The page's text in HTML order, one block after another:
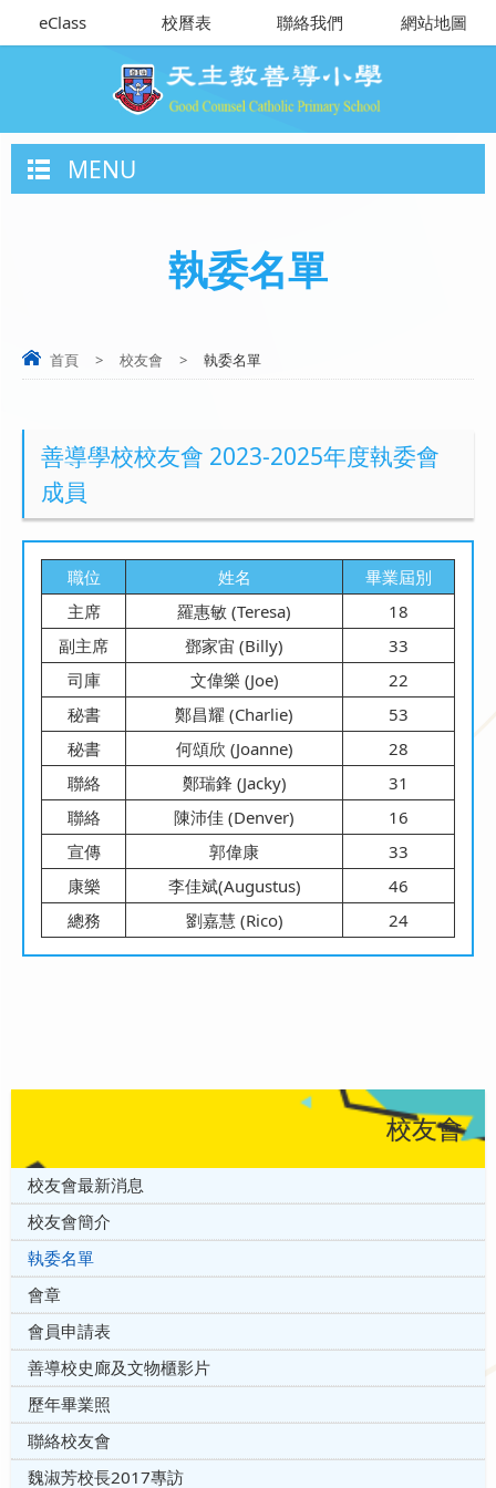
eClass 校曆表 聯絡我們 網站地圖
MENU
執委名單
首頁 > 校友會 > 執委名單
善導學校校友會 2023-2025年度執委會
成員
職位 姓名
畢業屆別
主席
羅惠敏 (Teresa)
18
副主席
鄧家宙 (Billy)
33
司庫
文偉樂 (Joe)
22
秘書
鄭昌耀 (Charlie)
53
秘書
何頌欣 (Joanne)
28
聯絡
鄭瑞鋒 (Jacky)
31
聯絡
陳沛佳 (Denver)
16
宣傳
郭偉康
33
康樂
李佳斌(Augustus)
46
總務
劉嘉慧 (Rico) 24
校友會
校友會最新消息
校友會簡介
執委名單
會章
會員申請表
善導校史廊及文物櫃影片
歷年畢業照
聯絡校友會
魏淑芳校長2017專訪